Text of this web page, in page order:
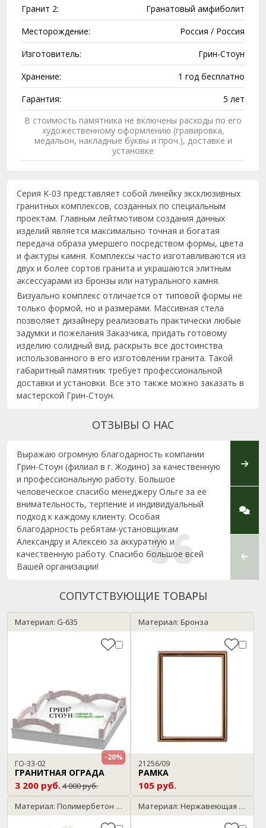
Гранит 2:
Гранатовый амфиболит
Месторождение:
Россия / Россия
Изготовитель:
Грин-Стоун
Хранение:
1 год бесплатно
Гарантия:
5 лет
В стоимость памятника не включены расходы по его
художественному оформлению (гравировка,
медальон, накладные буквы и проч.), доставке и
установке
Серия K-03 представляет собой линейку эксклюзивных
гранитных комплексов, созданных по специальным
проектам. Главным лейтмотивом создания данных
изделий является максимально точная и богатая
передача образа умершего посредством формы, цвета
и фактуры камня. Комплексы часто изготавливаются из
двух и более сортов гранита и украшаются элитным
аксессуарами из бронзы или натурального камня.
Визуально комплекс отличается от типовой формы не
только формой, но и размерами. Массивная стела
позволяет дизайнеру реализовать практически любые
задумки и пожелания Заказчика, придать готовому
изделию солидный вид, раскрыть все достоинства
использованного в его изготовлении гранита. Такой
габаритный памятник требует профессиональной
доставки и установки. Все это также можно заказать в
мастерской Грин-Стоун.
ОТЗЫВЫ О НАС
Выражаю огромную благодарность компании
Грин-Стоун (филиал в г. Жодино) за качественную
и профессиональную работу. Большое
человеческое спасибо менеджеру Ольге за её
внимательность, терпение и индивидуальный
подход к каждому клиенту. Особая
благодарность ребятам-установщикам
Александру и Алексею за аккуратную и
качественную работу. Спасибо большое всей
Вашей организации!
и
что
СОПУТСТВУЮЩИЕ ТОВАРЫ
Материал: G-635
ГО-33-02
ГРАНИТНАЯ ОГРАДА
3 200 руб.4 000 руб.
-20%
Материал: Бронза
21256/09
РАМКА
105 руб.
Материал: Полимербетон / мрамор Материал: Нержавеющая сталь